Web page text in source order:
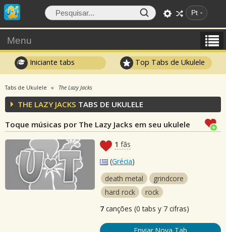
Pt
Menu
Iniciante tabs Top Tabs de Ukulele
Tabs de Ukulele The Lazy Jacks
THE LAZY JACKS TABS DE UKULELE
Toque músicas por The Lazy Jacks em seu ukulele
1 fãs
(Grécia)
death metal
grindcore
hard rock
rock
7 canções (0 tabs y 7 cifras)